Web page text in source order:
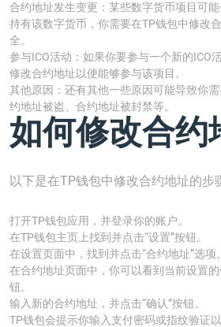
合约地址发生变更：某些数字货币项目可
持有该数字货币，你需要在TP钱包中修改
全。
参与ICO活动：如果你要参与一个新的ICO
修改合约地址以便能够参与该项目。
其他原因：还有其他一些原因可能导致你
约地址被盗、合约地址被封禁等。
如何修改合约
以下是在TP钱包中修改合约地址的步
打开TP钱包应用，并登录你的账户。
在TP钱包主页上找到并点击“设置”按钮。
在设置页面中，找到并点击“合约地址”选项。
在合约地址页面中，你可以看到当前设置
钮。
输入新的合约地址，并点击“确认”按钮。
TP钱包会提示你输入支付密码或指纹验证以